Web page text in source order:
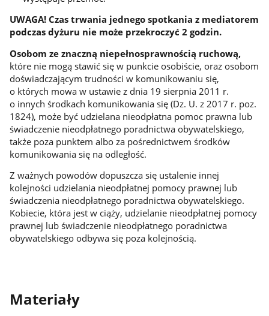
UWAGA! Czas trwania jednego spotkania z mediatorem
podczas dyżuru nie może przekroczyć 2 godzin.
Osobom ze znaczną niepełnosprawnością ruchową,
które nie mogą stawić się w punkcie osobiście, oraz osobom
doświadczającym trudności w komunikowaniu się,
o których mowa w ustawie z dnia 19 sierpnia 2011 r.
o innych środkach komunikowania się (Dz. U. z 2017 r. poz.
1824), może być udzielana nieodpłatna pomoc prawna lub
świadczenie nieodpłatnego poradnictwa obywatelskiego,
także poza punktem albo za pośrednictwem środków
komunikowania się na odległość.
Z ważnych powodów dopuszcza się ustalenie innej
kolejności udzielania nieodpłatnej pomocy prawnej lub
świadczenia nieodpłatnego poradnictwa obywatelskiego.
Kobiecie, która jest w ciąży, udzielanie nieodpłatnej pomocy
prawnej lub świadczenie nieodpłatnego poradnictwa
obywatelskiego odbywa się poza kolejnością.
Materiały